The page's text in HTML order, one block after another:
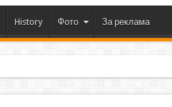
History Фото За реклама